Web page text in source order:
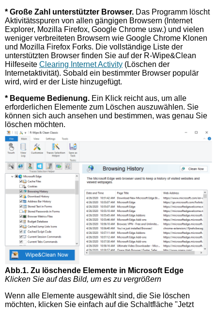
* Große Zahl unterstützter Browser. Das Programm löscht
Aktivitätsspuren von allen gängigen Browsern (Internet
Explorer, Mozilla Firefox, Google Chrome usw.) und vielen
weniger verbreiteten Browsern wie Google Chrome Klonen
und Mozilla Firefox Forks. Die vollständige Liste der
unterstützten Browser finden Sie auf der R-Wipe&Clean
Hilfeseite Clearing Internet Activity (Löschen der
Internetaktivität). Sobald ein bestimmter Browser populär
wird, wird er der Liste hinzugefügt.
* Bequeme Bedienung. Ein Klick reicht aus, um alle
erforderlichen Elemente zum Löschen auszuwählen. Sie
können sich auch ansehen und bestimmen, was genau Sie
löschen möchten.
Abb.1. Zu löschende Elemente in Microsoft Edge
Klicken Sie auf das Bild, um es zu vergrößern
Wenn alle Elemente ausgewählt sind, die Sie löschen
möchten, klicken Sie einfach auf die Schaltfläche "Jetzt